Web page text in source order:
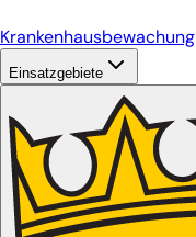
Krankenhausbewachung
Einsatzgebiete